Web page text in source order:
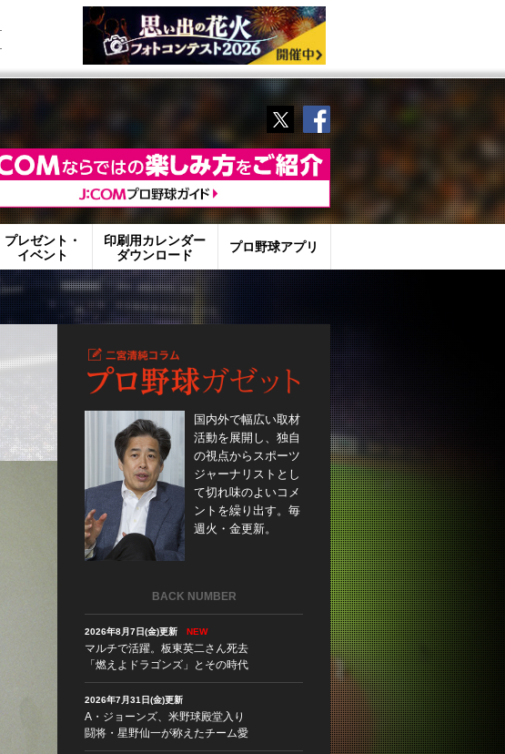
TwitterFacebook
プレゼント・
イベント
印刷用カレンダー
ダウンロード
プロ野球アプリ
国内外で幅広い取材
活動を展開し、独自
の視点からスポーツ
ジャーナリストとし
て切れ味のよいコメ
ントを繰り出す。毎
週火・金更新。
BACK NUMBER
2026年8月7日(金)更新 NEW
マルチで活躍。板東英二さん死去
「燃えよドラゴンズ」とその時代
2026年7月31日(金)更新
A・ジョーンズ、米野球殿堂入り
闘将・星野仙一が称えたチーム愛